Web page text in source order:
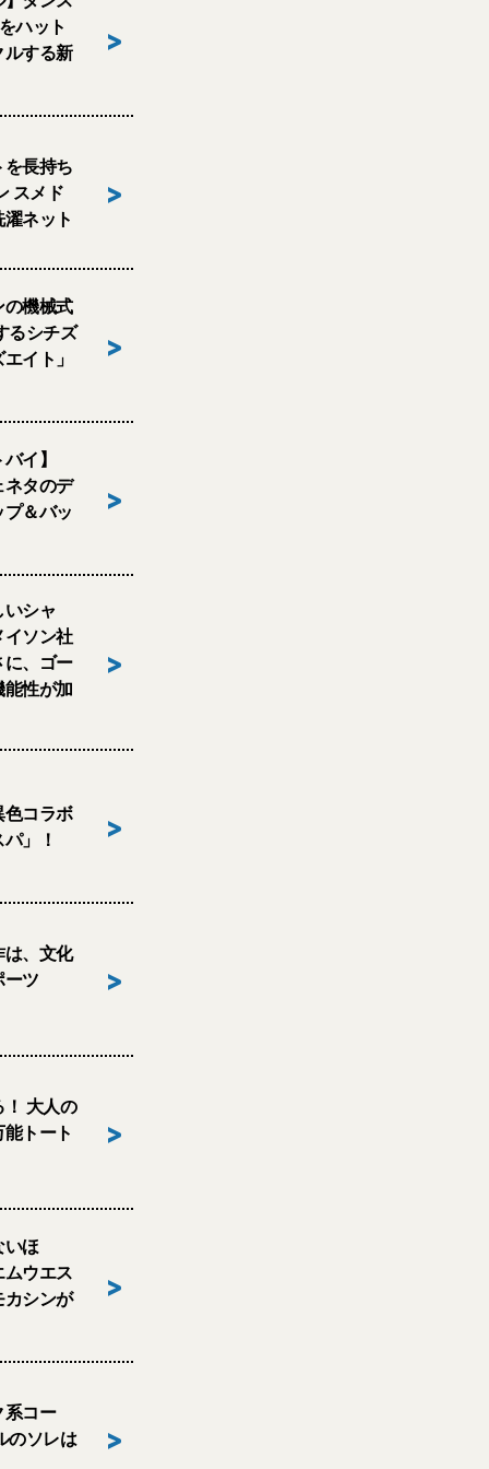
ハット
ルする新
>
を長持ち
スメド
ネット
>
の機械式
るシチズ
イト」
>
イ】
ネタのデ
＆バッ
>
いシャ
イソン社
に、ゴー
能性が加
>
色コラボ
」！
>
は、文化
ーツ
>
大人の
トート
>
いほ
ムウエス
カシンが
>
系コー
のソレは
>